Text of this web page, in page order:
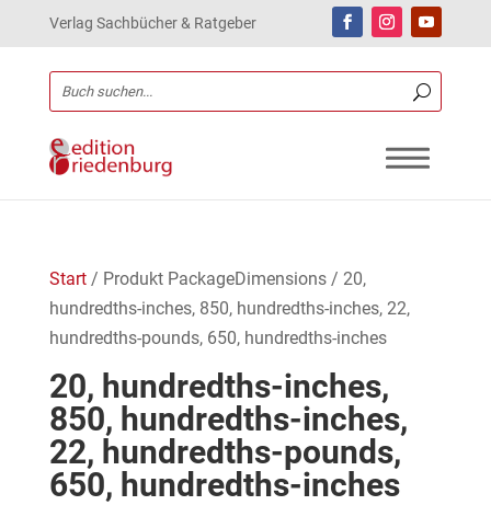
Verlag Sachbücher & Ratgeber
Start/ Produkt PackageDimensions / 20,
hundredths-inches, 850, hundredths-inches, 22,
hundredths-pounds, 650, hundredths-inches
20, hundredths-inches,
850, hundredths-inches,
22, hundredths-pounds,
650, hundredths-inches